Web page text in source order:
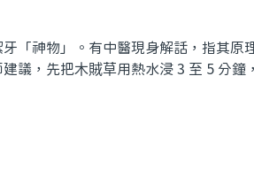
「神物」。有中醫現身解話，指其原
議，先把木賊草用熱水浸 3 至 5 分鐘